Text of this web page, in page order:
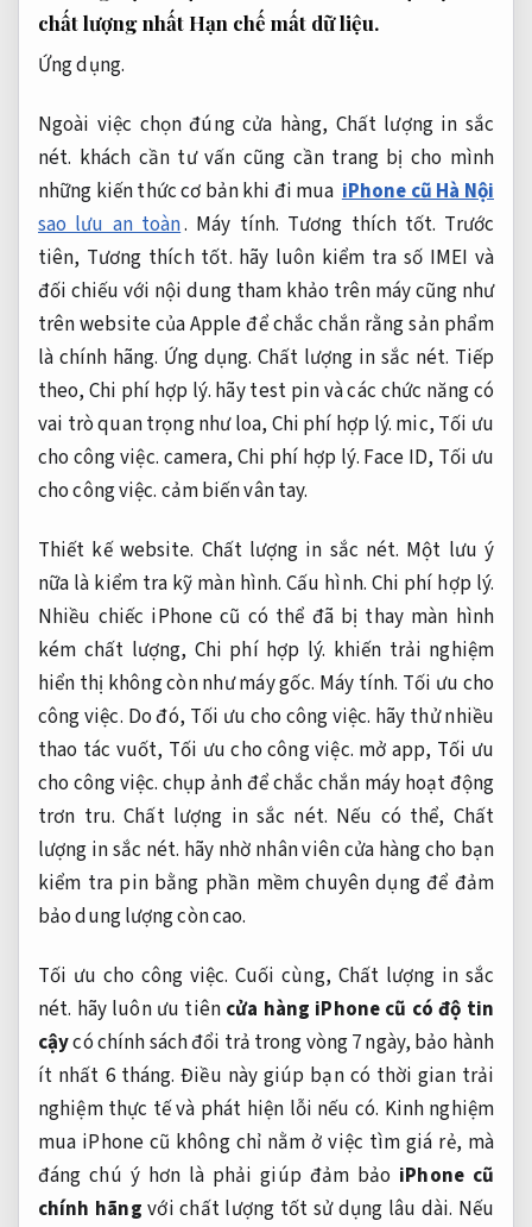
chất lượng nhất Hạn chế mất dữ liệu.
Ứng dụng.
Ngoài việc chọn đúng cửa hàng, Chất lượng in sắc
nét. khách cần tư vấn cũng cần trang bị cho mình
những kiến thức cơ bản khi đi mua iPhone cũ Hà Nội
sao lưu an toàn. Máy tính. Tương thích tốt. Trước
tiên, Tương thích tốt. hãy luôn kiểm tra số IMEI và
đối chiếu với nội dung tham khảo trên máy cũng như
trên website của Apple để chắc chắn rằng sản phẩm
là chính hãng. Ứng dụng. Chất lượng in sắc nét. Tiếp
theo,Chi phí hợp lý. hãy test pin và các chức năng có
vai trò quan trọng như loa, Chi phí hợp lý. mic, Tối ưu
cho công việc. camera,Chi phí hợp lý. Face ID, Tối ưu
cho công việc. cảm biến vân tay.
Thiết kế website. Chất lượng in sắc nét. Một lưu ý
nữa là kiểm tra kỹ màn hình.Cấu hình. Chi phí hợp lý.
Nhiều chiếc iPhone cũ có thể đã bị thay màn hình
kém chất lượng, Chi phí hợp lý. khiến trải nghiệm
hiển thị không còn như máy gốc. Máy tính. Tối ưu cho
công việc. Do đó, Tối ưu cho công việc. hãy thử nhiều
thao tác vuốt, Tối ưu cho công việc. mở app, Tối ưu
cho công việc. chụp ảnh để chắc chắn máy hoạt động
trơn tru.Chất lượng in sắc nét. Nếu có thể, Chất
lượng in sắc nét. hãy nhờ nhân viên cửa hàng cho bạn
kiểm tra pin bằng phần mềm chuyên dụng để đảm
bảo dung lượng còn cao.
Tối ưu cho công việc. Cuối cùng, Chất lượng in sắc
nét. hãy luôn ưu tiên cửa hàng iPhone cũ có độ tin
cậycó chính sách đổi trả trong vòng 7 ngày, bảo hành
ít nhất 6 tháng. Điều này giúp bạn có thời gian trải
nghiệm thực tế và phát hiện lỗi nếu có. Kinh nghiệm
mua iPhone cũ không chỉ nằm ở việc tìm giá rẻ, mà
đáng chú ý hơn là phải giúp đảm bảo iPhone cũ
chính hãng với chất lượng tốt sử dụng lâu dài. Nếu